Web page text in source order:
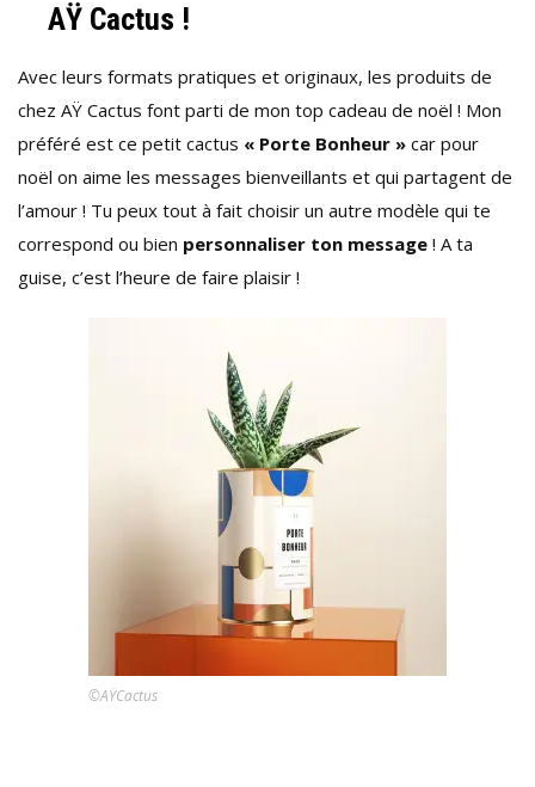
AŸ Cactus !
Avec leurs formats pratiques et originaux, les produits de
chez AŸ Cactus font parti de mon top cadeau de noël ! Mon
préféré est ce petit cactus « Porte Bonheur » car pour
noël on aime les messages bienveillants et qui partagent de
l’amour ! Tu peux tout à fait choisir un autre modèle qui te
correspond ou bien personnaliser ton message ! A ta
guise, c’est l’heure de faire plaisir !
©AŸCactus